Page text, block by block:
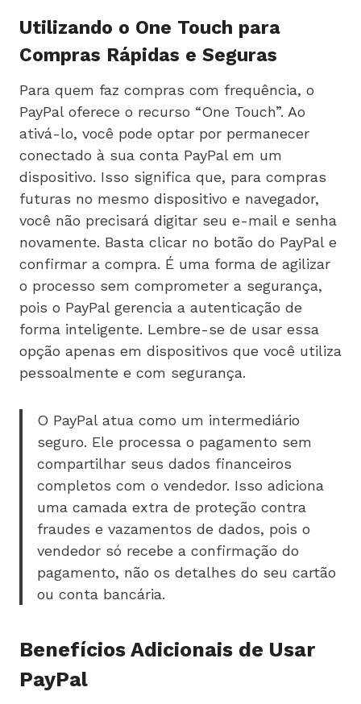
Utilizando o One Touch para
Compras Rápidas e Seguras
Para quem faz compras com frequência, o
PayPal oferece o recurso “One Touch”. Ao
ativá-lo, você pode optar por permanecer
conectado à sua conta PayPal em um
dispositivo. Isso significa que, para compras
futuras no mesmo dispositivo e navegador,
você não precisará digitar seu e-mail e senha
novamente. Basta clicar no botão do PayPal e
confirmar a compra. É uma forma de agilizar
o processo sem comprometer a segurança,
pois o PayPal gerencia a autenticação de
forma inteligente. Lembre-se de usar essa
opção apenas em dispositivos que você utiliza
pessoalmente e com segurança.
O PayPal atua como um intermediário
seguro. Ele processa o pagamento sem
compartilhar seus dados financeiros
completos com o vendedor. Isso adiciona
uma camada extra de proteção contra
fraudes e vazamentos de dados, pois o
vendedor só recebe a confirmação do
pagamento, não os detalhes do seu cartão
ou conta bancária.
Benefícios Adicionais de Usar
PayPal